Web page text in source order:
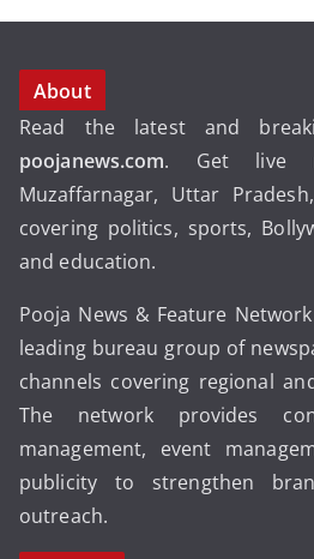
About
Read the latest and
poojanews.com. Get live
Muzaffarnagar, Uttar
covering politics, sports,
and education.
Pooja News & Feature Network
leading bureau group of
channels covering regional
The network provides
management, event
publicity to strengthen
outreach.